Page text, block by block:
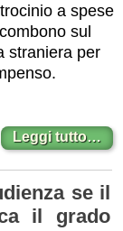
a spese
sul
straniera per
Leggi tutto…
se il
il grado